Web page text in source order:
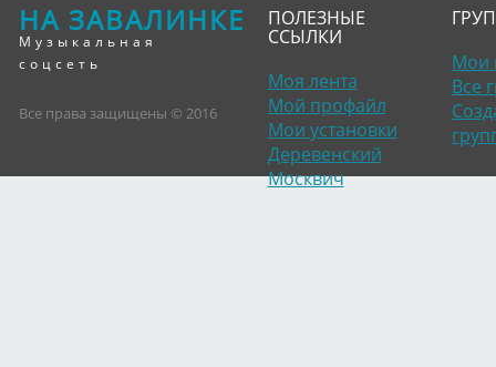
НА ЗАВАЛИНКЕ
Музыкальная
соцсеть
Все права защищены © 2016
ПОЛЕЗНЫЕ
ССЫЛКИ
Моя лента
Мой профайл
Мои установки
Деревенский
Москвич
Мои
Все